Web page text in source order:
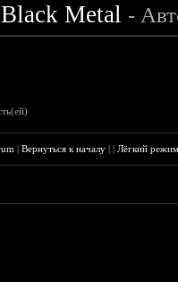
Metal -
|Вернуться к началу ||Лёгкий